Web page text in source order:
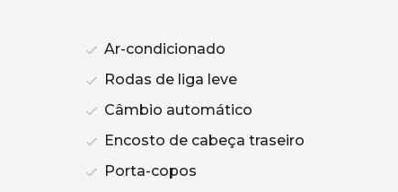
Ar-condicionado
Rodas de liga leve
Câmbio automático
Encosto de cabeça traseiro
Porta-copos